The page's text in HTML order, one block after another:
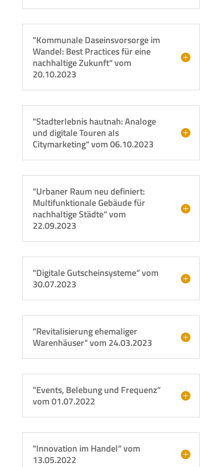
"Kommunale Daseinsvorsorge im
Wandel: Best Practices für eine
nachhaltige Zukunft“ vom
20.10.2023
"Stadterlebnis hautnah: Analoge
und digitale Touren als
Citymarketing“ vom 06.10.2023
"Urbaner Raum neu definiert:
Multifunktionale Gebäude für
nachhaltige Städte“ vom
22.09.2023
"Digitale Gutscheinsysteme“ vom
30.07.2023
"Revitalisierung ehemaliger
Warenhäuser“ vom 24.03.2023
"Events, Belebung und Frequenz“
vom 01.07.2022
"Innovation im Handel“ vom
13.05.2022